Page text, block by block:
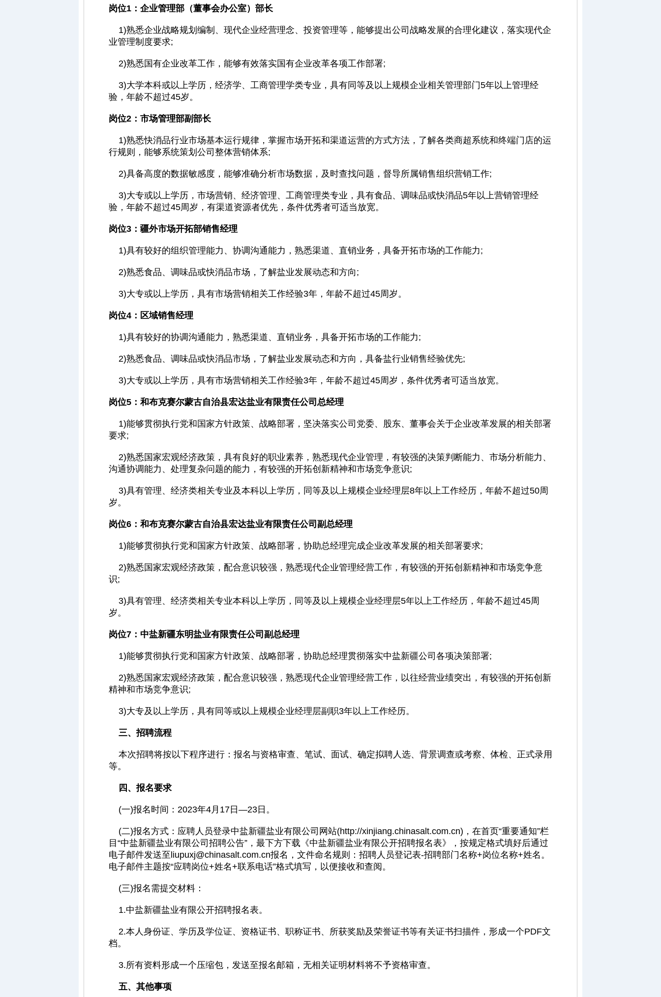
岗位1：企业管理部（董事会办公室）部长
1)熟悉企业战略规划编制、现代企业经营理念、投资管理等，能够提出公司战略发展的合理化建议，落实现代企
业管理制度要求;
2)熟悉国有企业改革工作，能够有效落实国有企业改革各项工作部署;
3)大学本科或以上学历，经济学、工商管理学类专业，具有同等及以上规模企业相关管理部门5年以上管理经
验，年龄不超过45岁。
岗位2：市场管理部副部长
1)熟悉快消品行业市场基本运行规律，掌握市场开拓和渠道运营的方式方法，了解各类商超系统和终端门店的运
行规则，能够系统策划公司整体营销体系;
2)具备高度的数据敏感度，能够准确分析市场数据，及时查找问题，督导所属销售组织营销工作;
3)大专或以上学历，市场营销、经济管理、工商管理类专业，具有食品、调味品或快消品5年以上营销管理经
验，年龄不超过45周岁，有渠道资源者优先，条件优秀者可适当放宽。
岗位3：疆外市场开拓部销售经理
1)具有较好的组织管理能力、协调沟通能力，熟悉渠道、直销业务，具备开拓市场的工作能力;
2)熟悉食品、调味品或快消品市场，了解盐业发展动态和方向;
3)大专或以上学历，具有市场营销相关工作经验3年，年龄不超过45周岁。
岗位4：区域销售经理
1)具有较好的协调沟通能力，熟悉渠道、直销业务，具备开拓市场的工作能力;
2)熟悉食品、调味品或快消品市场，了解盐业发展动态和方向，具备盐行业销售经验优先;
3)大专或以上学历，具有市场营销相关工作经验3年，年龄不超过45周岁，条件优秀者可适当放宽。
岗位5：和布克赛尔蒙古自治县宏达盐业有限责任公司总经理
1)能够贯彻执行党和国家方针政策、战略部署，坚决落实公司党委、股东、董事会关于企业改革发展的相关部署
要求;
2)熟悉国家宏观经济政策，具有良好的职业素养，熟悉现代企业管理，有较强的决策判断能力、市场分析能力、
沟通协调能力、处理复杂问题的能力，有较强的开拓创新精神和市场竞争意识;
3)具有管理、经济类相关专业及本科以上学历，同等及以上规模企业经理层8年以上工作经历，年龄不超过50周
岁。
岗位6：和布克赛尔蒙古自治县宏达盐业有限责任公司副总经理
1)能够贯彻执行党和国家方针政策、战略部署，协助总经理完成企业改革发展的相关部署要求;
2)熟悉国家宏观经济政策，配合意识较强，熟悉现代企业管理经营工作，有较强的开拓创新精神和市场竞争意
识;
3)具有管理、经济类相关专业本科以上学历，同等及以上规模企业经理层5年以上工作经历，年龄不超过45周
岁。
岗位7：中盐新疆东明盐业有限责任公司副总经理
1)能够贯彻执行党和国家方针政策、战略部署，协助总经理贯彻落实中盐新疆公司各项决策部署;
2)熟悉国家宏观经济政策，配合意识较强，熟悉现代企业管理经营工作，以往经营业绩突出，有较强的开拓创新
精神和市场竞争意识;
3)大专及以上学历，具有同等或以上规模企业经理层副职3年以上工作经历。
三、招聘流程
本次招聘将按以下程序进行：报名与资格审查、笔试、面试、确定拟聘人选、背景调查或考察、体检、正式录用
等。
四、报名要求
(一)报名时间：2023年4月17日—23日。
(二)报名方式：应聘人员登录中盐新疆盐业有限公司网站(http://xinjiang.chinasalt.com.cn)，在首页“重要通知”栏
目“中盐新疆盐业有限公司招聘公告”，最下方下载《中盐新疆盐业有限公开招聘报名表》，按规定格式填好后通过
电子邮件发送至liupuxj@chinasalt.com.cn报名，文件命名规则：招聘人员登记表-招聘部门名称+岗位名称+姓名。
电子邮件主题按“应聘岗位+姓名+联系电话”格式填写，以便接收和查阅。
(三)报名需提交材料：
1.中盐新疆盐业有限公开招聘报名表。
2.本人身份证、学历及学位证、资格证书、职称证书、所获奖励及荣誉证书等有关证书扫描件，形成一个PDF文
档。
3.所有资料形成一个压缩包，发送至报名邮箱，无相关证明材料将不予资格审查。
五、其他事项